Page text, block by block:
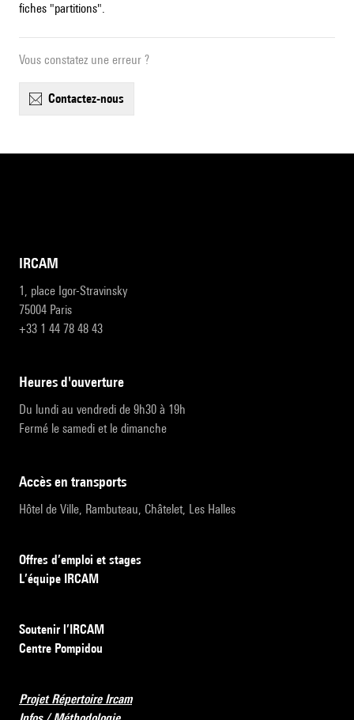
fiches "partitions".
Vous constatez une erreur ?
contactez-nous
IRCAM
1, place Igor-Stravinsky
75004 Paris
+33 1 44 78 48 43
heures d'ouverture
Du lundi au vendredi de 9h30 à 19h
Fermé le samedi et le dimanche
accès en transports
Hôtel de Ville, Rambuteau, Châtelet, Les Halles
Offres d’emploi et stages
L’équipe IRCAM
Soutenir l’IRCAM
Centre Pompidou
Projet Répertoire Ircam